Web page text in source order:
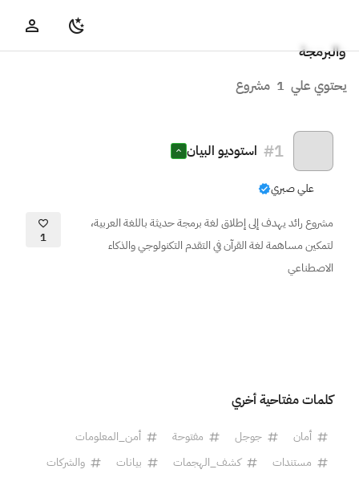
والبرمجة
يحتوي علي 1 مشروع
#1 استوديو البيان
علي صبري
مشروع رائد يهدف إلى إطلاق لغة برمجة حديثة باللغة العربية،
لتمكين مساهمة لغة القرآن في التقدم التكنولوجي والذكاء
الاصطناعي
1
كلمات مفتاحية أخري
أمان جوجل مفتوحة
أمن_المعلومات
مستندات
كشف_الهجمات بيانات والشركات